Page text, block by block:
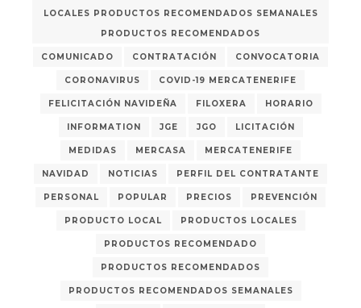
LOCALES PRODUCTOS RECOMENDADOS SEMANALES
PRODUCTOS RECOMENDADOS
COMUNICADO CONTRATACIÓN CONVOCATORIA
CORONAVIRUS COVID-19 MERCATENERIFE
FELICITACIÓN NAVIDEÑA FILOXERA HORARIO
INFORMATION JGE JGO LICITACIÓN
MEDIDAS MERCASA MERCATENERIFE
NAVIDAD NOTICIAS PERFIL DEL CONTRATANTE
PERSONAL POPULAR PRECIOS PREVENCIÓN
PRODUCTO LOCAL PRODUCTOS LOCALES
PRODUCTOS RECOMENDADO
PRODUCTOS RECOMENDADOS
PRODUCTOS RECOMENDADOS SEMANALES